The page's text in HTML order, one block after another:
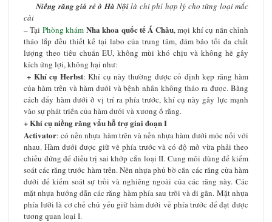
Niềng răng giá rẻ ở Hà Nộilà chi phí hợp lý cho từng loại mắc
cài
– Tại Phòng khám Nha khoa quốc tế Á Châu, mọi khí cụ nắn chỉnh
tháo lắp đều thiết kế tại labo của trung tâm, đảm bảo tối đa chất
lượng theo tiêu chuẩn EU, không mùi khó chịu và không hề gây
kích ứng lợi, không hại như:
+ Khí cụ Herbst: Khí cụ này thường được cố định kẹp răng hàm
của hàm trên và hàm dưới và bệnh nhân không tháo ra được. Bằng
cách đẩy hàm dưới ở vị trí ra phía trước, khí cụ này gây lực mạnh
vào sự phát triển của hàm dưới và xương ổ răng.
+ Khí cụ niềng răng vẩu hỗ trợ giai đoạn I
Activator: có nền nhựa hàm trên và nền nhựa hàm dưới móc nối với
nhau. Hàm dưới được giữ về phía trước và có độ mở vừa phải theo
chiều đứng để điều trị sai khớp cắn loại II. Cung môi dùng để kiểm
soát các răng trước hàm trên. Nền nhựa phủ bờ cắn các răng cửa hàm
dưới để kiểm soát sự trồi và nghiêng ngoài của các răng này. Các
mặt nhựa hướng dẫn các răng hàm phía sau trồi và di gần. Mặt nhựa
phía lưỡi là cơ chế chủ yếu giữ hàm dưới về phía trước để đạt được
tương quan loại I.